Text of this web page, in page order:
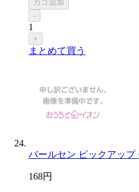
カゴ追加
-
1
+
まとめて買う
バールセン ピックアップ
168円